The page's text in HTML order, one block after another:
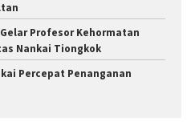
Profesor Kehormatan
Nankai Tiongkok
Percepat Penanganan